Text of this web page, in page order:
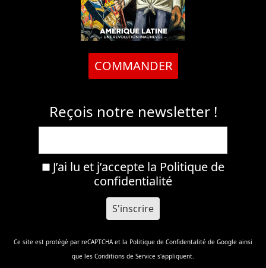
COMMANDER
Reçois notre newsletter !
J’ai lu et j’accepte la Politique de
confidentialité
Ce site est protégé par reCAPTCHA et la Politique de Confidentalité de Google ainsi
que les Conditions de Service s'appliquent.